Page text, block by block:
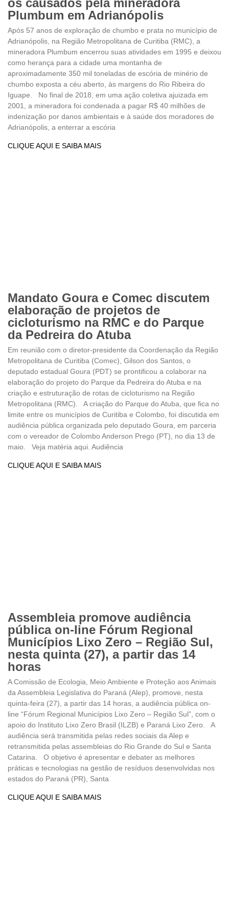
Plumbum em Adrianópolis
Após 57 anos de exploração de chumbo e prata no município de
Adrianópolis, na Região Metropolitana de Curitiba (RMC), a
mineradora Plumbum encerrou suas atividades em 1995 e deixou
como herança para a cidade uma montanha de
aproximadamente 350 mil toneladas de escória de minério de
chumbo exposta a céu aberto, às margens do Rio Ribeira do
Iguape. No final de 2018, em uma ação coletiva ajuizada em
2001, a mineradora foi condenada a pagar R$ 40 milhões de
indenização por danos ambientais e à saúde dos moradores de
Adrianópolis, a enterrar a escória
CLIQUE AQUI E SAIBA MAIS
Mandato Goura e Comec discutem
elaboração de projetos de
cicloturismo na RMC e do Parque
da Pedreira do Atuba
Em reunião com o diretor-presidente da Coordenação da Região
Metropolitana de Curitiba (Comec), Gilson dos Santos, o
deputado estadual Goura (PDT) se prontificou a colaborar na
elaboração do projeto do Parque da Pedreira do Atuba e na
criação e estruturação de rotas de cicloturismo na Região
Metropolitana (RMC). A criação do Parque do Atuba, que fica no
limite entre os municípios de Curitiba e Colombo, foi discutida em
audiência pública organizada pelo deputado Goura, em parceria
com o vereador de Colombo Anderson Prego (PT), no dia 13 de
maio. Veja matéria aqui. Audiência
CLIQUE AQUI E SAIBA MAIS
Assembleia promove audiência
pública on-line Fórum Regional
Municípios Lixo Zero – Região Sul,
nesta quinta (27), a partir das 14
horas
A Comissão de Ecologia, Meio Ambiente e Proteção aos Animais
da Assembleia Legislativa do Paraná (Alep), promove, nesta
quinta-feira (27), a partir das 14 horas, a audiência pública on-
line “Fórum Regional Municípios Lixo Zero – Região Sul”, com o
apoio do Instituto Lixo Zero Brasil (ILZB) e Paraná Lixo Zero. A
audiência será transmitida pelas redes sociais da Alep e
retransmitida pelas assembleias do Rio Grande do Sul e Santa
Catarina. O objetivo é apresentar e debater as melhores
práticas e tecnologias na gestão de resíduos desenvolvidas nos
estados do Paraná (PR), Santa
CLIQUE AQUI E SAIBA MAIS